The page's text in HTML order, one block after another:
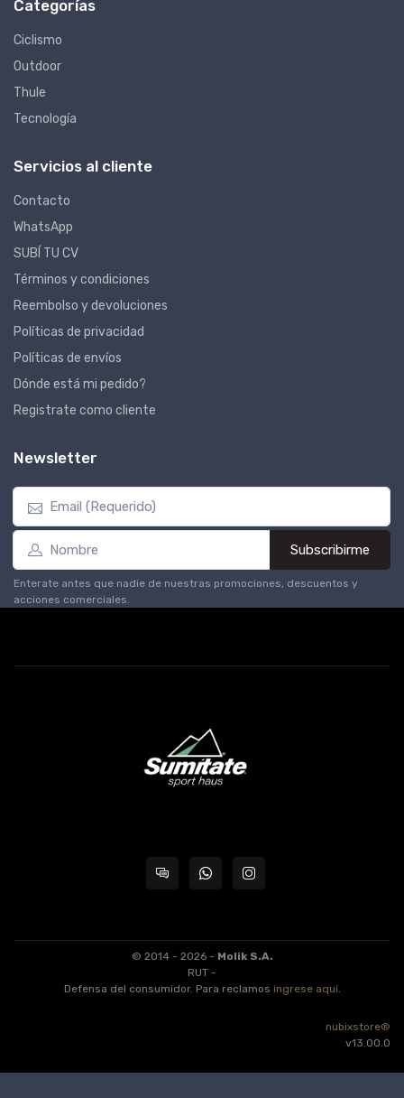
Categorías
Ciclismo
Outdoor
Thule
Tecnología
Servicios al cliente
Contacto
WhatsApp
SUBÍ TU CV
Términos y condiciones
Reembolso y devoluciones
Políticas de privacidad
Políticas de envíos
Dónde está mi pedido?
Registrate como cliente
Newsletter
Subscribirme
Enterate antes que nadie de nuestras promociones, descuentos y
acciones comerciales.
© 2014 - 2026 - Molik S.A.
RUT -
Defensa del consumidor. Para reclamos ingrese aquí.
nubixstore®
v13.00.0